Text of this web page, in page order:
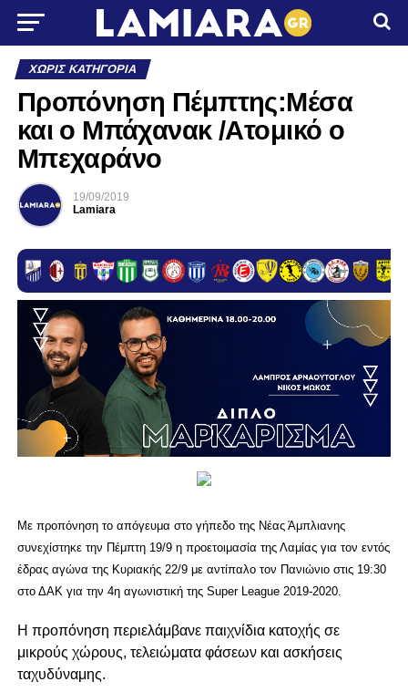
ΧΩΡΊΣ ΚΑΤΗΓΟΡΊΑ
Προπόνηση Πέμπτης:Μέσα
και ο Μπάχανακ /Ατομικό ο
Μπεχαράνο
19/09/2019
Lamiara
Με προπόνηση το απόγευμα στο γήπεδο της Νέας Άμπλιανης
συνεχίστηκε την Πέμπτη 19/9 η προετοιμασία της Λαμίας για τον εντός
έδρας αγώνα της Κυριακής 22/9 με αντίπαλο τον Πανιώνιο στις 19:30
στο ΔΑΚ για την 4η αγωνιστική της Super League 2019-2020.
Η προπόνηση περιελάμβανε παιχνίδια κατοχής σε
μικρούς χώρους, τελειώματα φάσεων και ασκήσεις
ταχυδύναμης.